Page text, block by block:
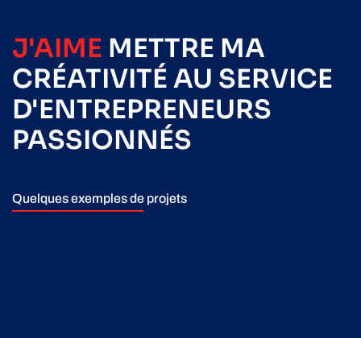
J'AIME METTRE MA
CRÉATIVITÉ AU SERVICE
D'ENTREPRENEURS
PASSIONNÉS
Quelques exemples de projets